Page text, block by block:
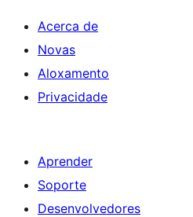
Acerca de
Novas
Aloxamento
Privacidade
Aprender
Soporte
Desenvolvedores